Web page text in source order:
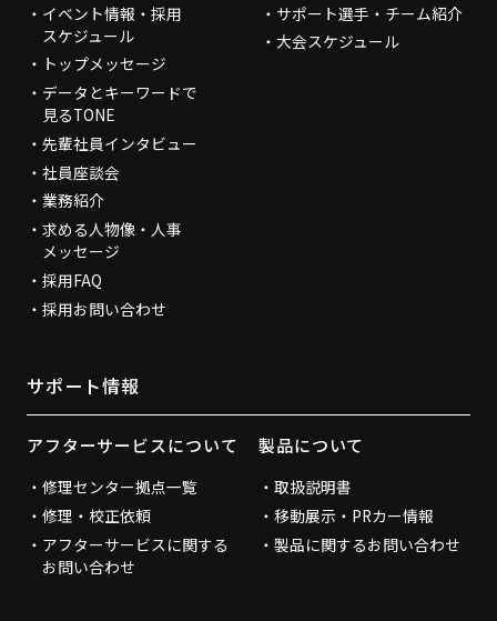
イベント情報・採用
スケジュール
トップメッセージ
データとキーワードで
見るTONE
先輩社員インタビュー
社員座談会
業務紹介
求める人物像・人事
メッセージ
採用FAQ
採用お問い合わせ
サポート選手・チーム紹介
大会スケジュール
サポート情報
アフターサービスについて
修理センター拠点一覧
修理・校正依頼
アフターサービスに関する
お問い合わせ
製品について
取扱説明書
移動展示・PRカー情報
製品に関するお問い合わせ